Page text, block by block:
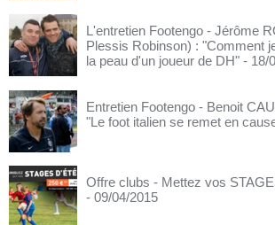
L'entretien Footengo - Jérôme
Plessis Robinson) : "Comment
la peau d'un joueur de DH" - 18/
Entretien Footengo - Benoit
"Le foot italien se remet en
Offre clubs - Mettez vos
- 09/04/2015